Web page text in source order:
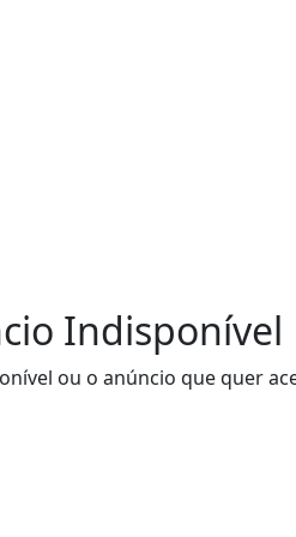
Indisponível
ou o anúncio que quer